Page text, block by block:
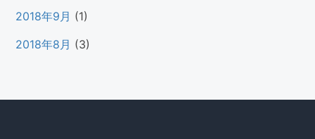
2018年9月 (1)
2018年8月 (3)